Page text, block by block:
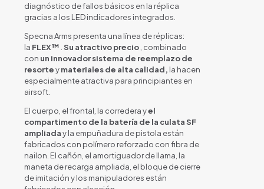
diagnóstico de fallos básicos en la réplica
gracias a los LED indicadores integrados.
Specna Arms presenta una línea de réplicas:
la FLEX™ Su atractivo precio , combinado
con un innovador sistema de reemplazo de
resorteymateriales de alta calidad, la hacen
especialmente atractiva para principiantes en
airsoft.
El cuerpo, el frontal, la corredera yel
compartimento de la batería de la culata SF
ampliaday la empuñadura de pistola están
fabricados con polímero reforzado con fibra de
nailon. El cañón, el amortiguador de llama, la
maneta de recarga ampliada, el bloque de cierre
de imitación y los manipuladores están